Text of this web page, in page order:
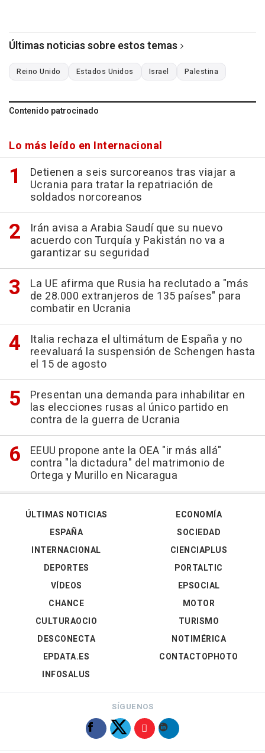
Últimas noticias sobre estos temas
Reino Unido Estados Unidos Israel Palestina
Contenido patrocinado
Lo más leído en Internacional
Detienen a seis surcoreanos tras viajar a
Ucrania para tratar la repatriación de
soldados norcoreanos
Irán avisa a Arabia Saudí que su nuevo
acuerdo con Turquía y Pakistán no va a
garantizar su seguridad
La UE afirma que Rusia ha reclutado a "más
de 28.000 extranjeros de 135 países" para
combatir en Ucrania
Italia rechaza el ultimátum de España y no
reevaluará la suspensión de Schengen hasta
el 15 de agosto
Presentan una demanda para inhabilitar en
las elecciones rusas al único partido en
contra de la guerra de Ucrania
EEUU propone ante la OEA "ir más allá"
contra "la dictadura" del matrimonio de
Ortega y Murillo en Nicaragua
ÚLTIMAS NOTICIAS
ESPAÑA
INTERNACIONAL
DEPORTES
VÍDEOS
ECONOMÍA
SOCIEDAD
CIENCIAPLUS
PORTALTIC
EPSOCIAL
CHANCE
CULTURAOCIO
DESCONECTA
EPDATA.ES
INFOSALUS
MOTOR
TURISMO
NOTIMÉRICA
CONTACTOPHOTO
SÍGUENOS